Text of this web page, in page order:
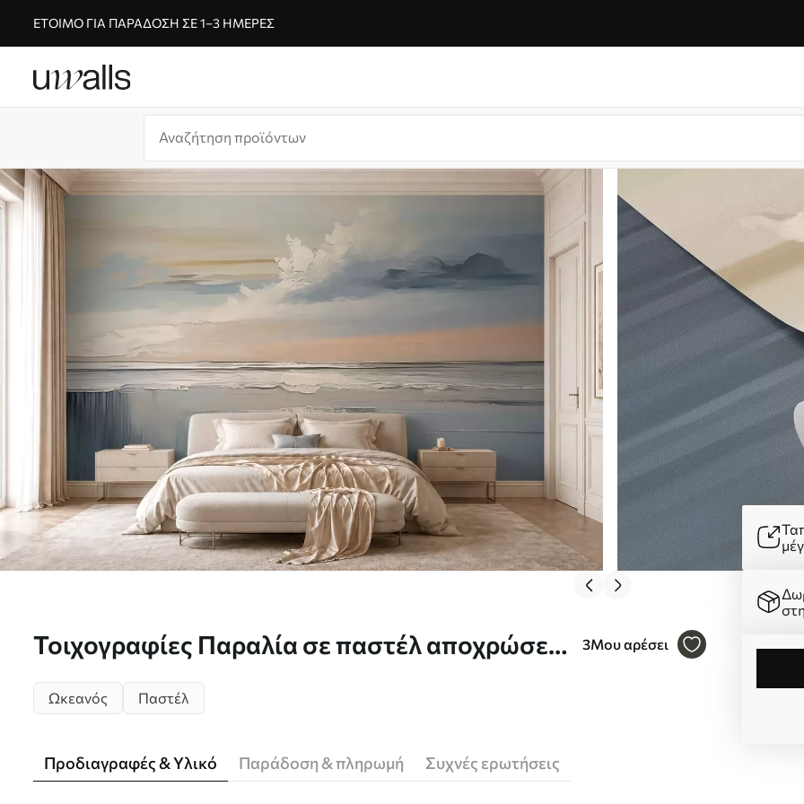
ΈΤΟΙΜΟ ΓΙΑ ΠΑΡΆΔΟΣΗ ΣΕ 1–3 ΗΜΈΡΕΣ
Τοιχογραφίες Παραλία σε παστέλ αποχρώσεις
w05687
3Μου αρέσει
Ωκεανός Παστέλ
Προδιαγραφές & Υλικό Παράδοση & πληρωμή Συχνές ερωτήσεις